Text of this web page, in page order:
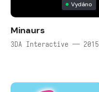
Vydáno
Minaurs
3DA Interactive — 2015